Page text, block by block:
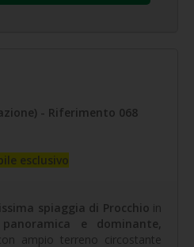
- Riferimento 068
esclusivo
spiaggia di Procchio in
e dominante,
ampio terreno circostante